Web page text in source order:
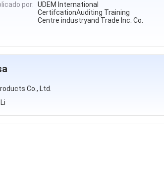
por: UDEM International
CertifcationAuditing Training
Centre industryand Trade Inc. Co.
Co., Ltd.